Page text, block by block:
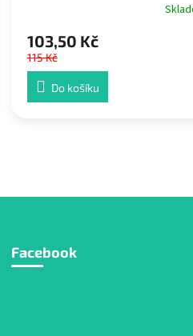
103,50 Kč
115 Kč
Do košíku
Facebook